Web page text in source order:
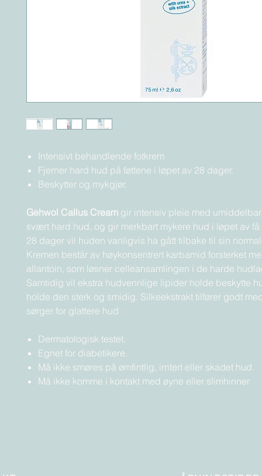
Intensivt behandlende fotkrem
Fjerner hard hud på føttene i løpet av 28 dager.
Beskytter og mykgjør.
Gehwol Callus Cream gir intensiv pleie med
svært hard hud, og gir merkbart mykere hud i løpet av få
28 dager vil huden vanligvis ha gått tilbake til sin
Kremen består av høykonsentrert karbamid forsterket
allantoin, som løsner celleansamlingen i de harde
Samtidig vil ekstra hudvennlige lipider holde beskytte
holde den sterk og smidig. Silkeekstrakt tilfører godt
sørger for glattere hud.
Dermatologisk testet.
Egnet for diabetikere.
Må ikke smøres på ømfintlig, irritert eller skadet hud.
Må ikke komme i kontakt med øyne eller slimhinner